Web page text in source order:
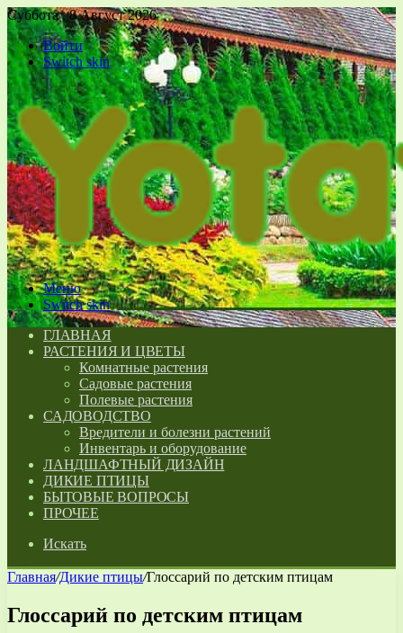
Суббота , 8 Август 2026
Войти
Switch skin
Меню
Switch skin
ГЛАВНАЯ
РАСТЕНИЯ И ЦВЕТЫ
Комнатные растения
Садовые растения
Полевые растения
САДОВОДСТВО
Вредители и болезни растений
Инвентарь и оборудование
ЛАНДШАФТНЫЙ ДИЗАЙН
ДИКИЕ ПТИЦЫ
БЫТОВЫЕ ВОПРОСЫ
ПРОЧЕЕ
Искать
Главная/Дикие птицы/Глоссарий по детским птицам
Глоссарий по детским птицам